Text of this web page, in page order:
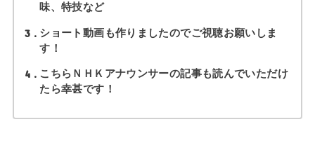
味、特技など
3
ショート動画も作りましたのでご視聴お願いしま
す！
4
こちらＮＨＫアナウンサーの記事も読んでいただけ
たら幸甚です！